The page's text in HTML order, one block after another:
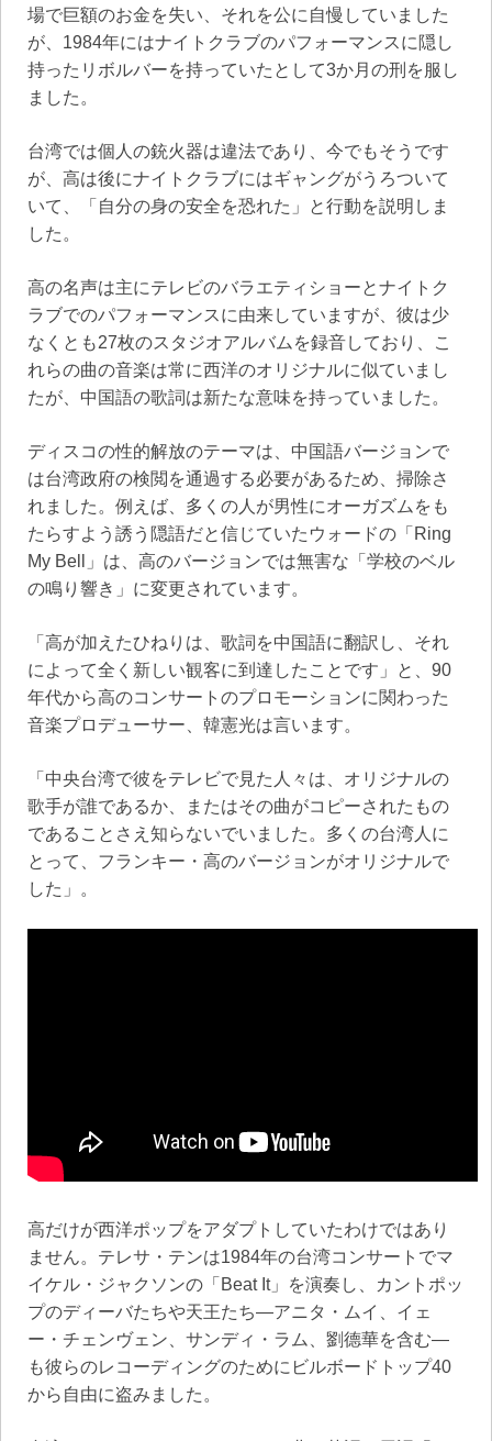
場で巨額のお金を失い、それを公に自慢していました
が、1984年にはナイトクラブのパフォーマンスに隠し
持ったリボルバーを持っていたとして3か月の刑を服し
ました。
台湾では個人の銃火器は違法であり、今でもそうです
が、高は後にナイトクラブにはギャングがうろついて
いて、「自分の身の安全を恐れた」と行動を説明しま
した。
高の名声は主にテレビのバラエティショーとナイトク
ラブでのパフォーマンスに由来していますが、彼は少
なくとも27枚のスタジオアルバムを録音しており、こ
れらの曲の音楽は常に西洋のオリジナルに似ていまし
たが、中国語の歌詞は新たな意味を持っていました。
ディスコの性的解放のテーマは、中国語バージョンで
は台湾政府の検閲を通過する必要があるため、掃除さ
れました。例えば、多くの人が男性にオーガズムをも
たらすよう誘う隠語だと信じていたウォードの「Ring
My Bell」は、高のバージョンでは無害な「学校のベル
の鳴り響き」に変更されています。
「高が加えたひねりは、歌詞を中国語に翻訳し、それ
によって全く新しい観客に到達したことです」と、90
年代から高のコンサートのプロモーションに関わった
音楽プロデューサー、韓憲光は言います。
「中央台湾で彼をテレビで見た人々は、オリジナルの
歌手が誰であるか、またはその曲がコピーされたもの
であることさえ知らないでいました。多くの台湾人に
とって、フランキー・高のバージョンがオリジナルで
した」。
高だけが西洋ポップをアダプトしていたわけではあり
ません。テレサ・テンは1984年の台湾コンサートでマ
イケル・ジャクソンの「Beat It」を演奏し、カントポッ
プのディーバたちや天王たち—アニタ・ムイ、イェ
ー・チェンヴェン、サンディ・ラム、劉德華を含む—
も彼らのレコーディングのためにビルボードトップ40
から自由に盗みました。